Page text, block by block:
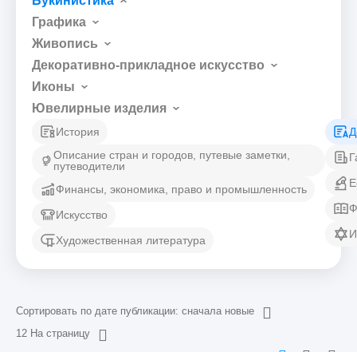
Графика
Живопись
Декоративно-прикладное искусство
Иконы
Ювелирные изделия
История
Описание стран и городов, путевые заметки,
путеводители
Финансы, экономика, право и промышленность
Искусство
Художественная литература
Сортировать по дате публикации: сначала новые
12 На страницу